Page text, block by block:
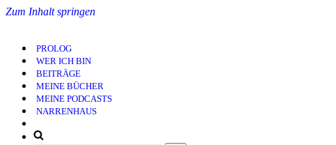
Zum Inhalt springen
PROLOG
WER ICH BIN
BEITRÄGE
MEINE BÜCHER
MEINE PODCASTS
NARRENHAUS